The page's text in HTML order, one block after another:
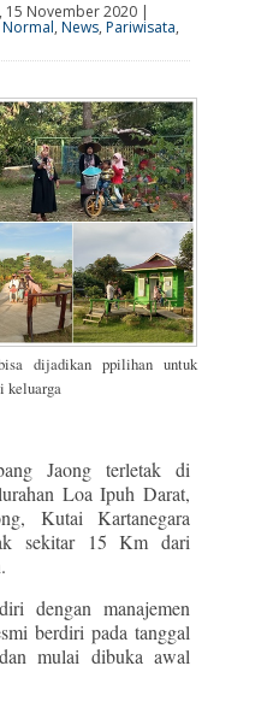
15 November 2020 |
, News, Pariwisata,
dijadikan ppilihan untuk
keluarga
Jaong terletak di
Loa Ipuh Darat,
Kutai Kartanegara
sekitar 15 Km dari
dengan manajemen
berdiri pada tanggal
mulai dibuka awal